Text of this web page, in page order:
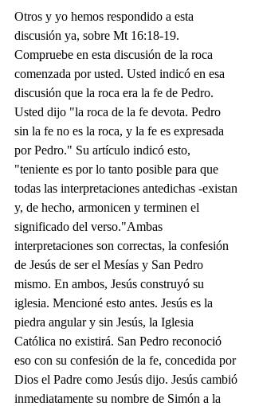
Otros y yo hemos respondido a esta
discusión ya, sobre Mt 16:18-19.
Compruebe en esta discusión de la roca
comenzada por usted. Usted indicó en esa
discusión que la roca era la fe de Pedro.
Usted dijo "la roca de la fe devota. Pedro
sin la fe no es la roca, y la fe es expresada
por Pedro." Su artículo indicó esto,
"teniente es por lo tanto posible para que
todas las interpretaciones antedichas -existan
y, de hecho, armonicen y terminen el
significado del verso."Ambas
interpretaciones son correctas, la confesión
de Jesús de ser el Mesías y San Pedro
mismo. En ambos, Jesús construyó su
iglesia. Mencioné esto antes. Jesús es la
piedra angular y sin Jesús, la Iglesia
Católica no existirá. San Pedro reconoció
eso con su confesión de la fe, concedida por
Dios el Padre como Jesús dijo. Jesús cambió
inmediatamente su nombre de Simón a la